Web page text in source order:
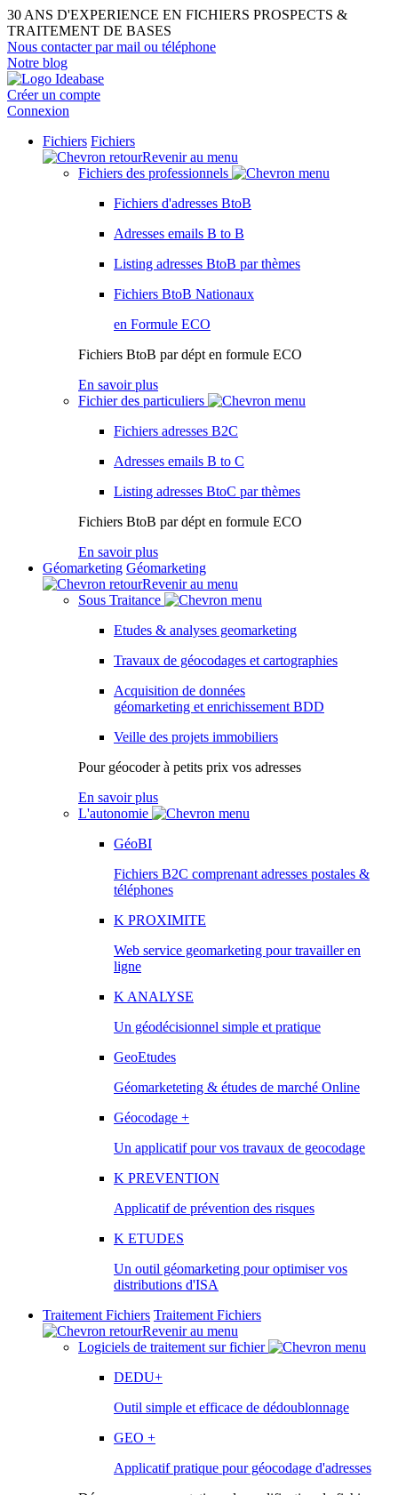
30 ANS D'EXPERIENCE EN FICHIERS PROSPECTS &
TRAITEMENT DE BASES
Nous contacter par mail ou téléphone
Notre blog
Créer un compte
Connexion
Fichiers Fichiers
Revenir au menu
Fichiers des professionnels
Fichiers d'adresses BtoB
Adresses emails B to B
Listing adresses BtoB par thèmes
Fichiers BtoB Nationaux
en Formule ECO
Fichiers BtoB par dépt en formule ECO
En savoir plus
Fichier des particuliers
Fichiers adresses B2C
Adresses emails B to C
Listing adresses BtoC par thèmes
Fichiers BtoB par dépt en formule ECO
En savoir plus
Géomarketing Géomarketing
Revenir au menu
Sous Traitance
Etudes & analyses geomarketing
Travaux de géocodages et cartographies
Acquisition de données
géomarketing et enrichissement BDD
Veille des projets immobiliers
Pour géocoder à petits prix vos adresses
En savoir plus
L'autonomie
GéoBI
Fichiers B2C comprenant adresses postales &
téléphones
K PROXIMITE
Web service geomarketing pour travailler en
ligne
K ANALYSE
Un géodécisionnel simple et pratique
GeoEtudes
Géomarketeting & études de marché Online
Géocodage +
Un applicatif pour vos travaux de geocodage
K PREVENTION
Applicatif de prévention des risques
K ETUDES
Un outil géomarketing pour optimiser vos
distributions d'ISA
Traitement Fichiers Traitement Fichiers
Revenir au menu
Logiciels de traitement sur fichier
DEDU+
Outil simple et efficace de dédoublonnage
GEO +
Applicatif pratique pour géocodage d'adresses
Panneau de gestion des cookies